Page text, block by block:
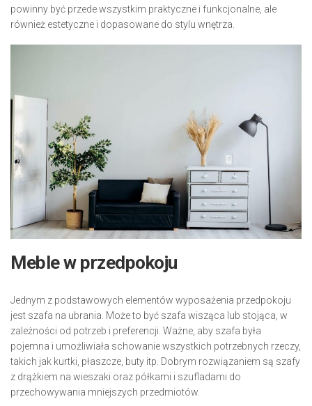
powinny być przede wszystkim praktyczne i funkcjonalne, ale
również estetyczne i dopasowane do stylu wnętrza.
Meble w przedpokoju
Jednym z podstawowych elementów wyposażenia przedpokoju
jest szafa na ubrania. Może to być szafa wisząca lub stojąca, w
zależności od potrzeb i preferencji. Ważne, aby szafa była
pojemna i umożliwiała schowanie wszystkich potrzebnych rzeczy,
takich jak kurtki, płaszcze, buty itp. Dobrym rozwiązaniem są szafy
z drążkiem na wieszaki oraz półkami i szufladami do
przechowywania mniejszych przedmiotów.